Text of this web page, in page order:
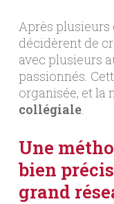
Après plusieurs
décidèrent de
avec plusieurs
passionnés.
organisée, et la
collégiale.
Une
bien
grand